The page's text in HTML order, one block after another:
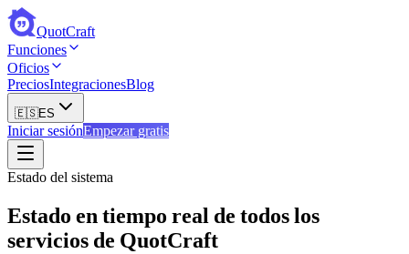
QuotCraft
Funciones
Oficios
PreciosIntegracionesBlog
🇪🇸ES
Iniciar sesiónEmpezar gratis
Estado del sistema
Estado en tiempo real de todos los
servicios de QuotCraft